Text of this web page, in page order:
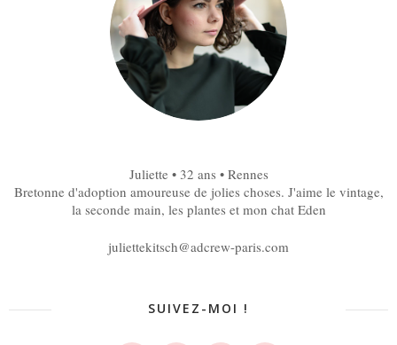
Juliette • 32 ans • Rennes
Bretonne d'adoption amoureuse de jolies choses. J'aime le vintage,
la seconde main, les plantes et mon chat Eden
juliettekitsch@adcrew-paris.com
SUIVEZ-MOI !